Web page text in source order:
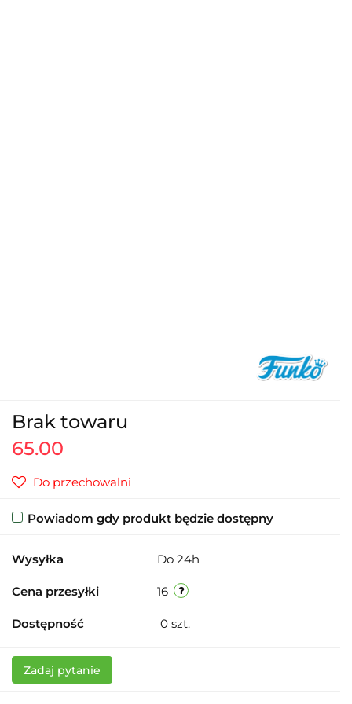
Brak towaru
65.00
Do przechowalni
Powiadom gdy produkt będzie dostępny
Wysyłka Do 24h
Cena przesyłki 16
Dostępność 0 szt.
Zadaj pytanie